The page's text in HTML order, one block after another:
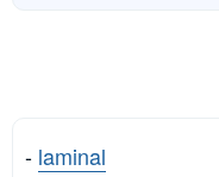
- laminal